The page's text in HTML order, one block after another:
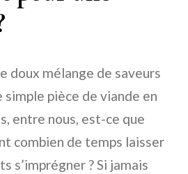
doux mélange de saveurs
pièce de viande en
entre nous, est-ce que
combien de temps laisser
s’imprégner ? Si jamais